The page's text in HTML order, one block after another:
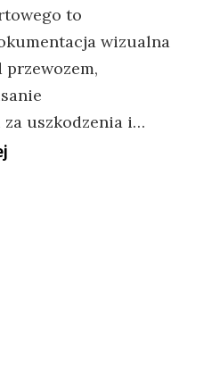
to
wizualna
uszkodzenia i…